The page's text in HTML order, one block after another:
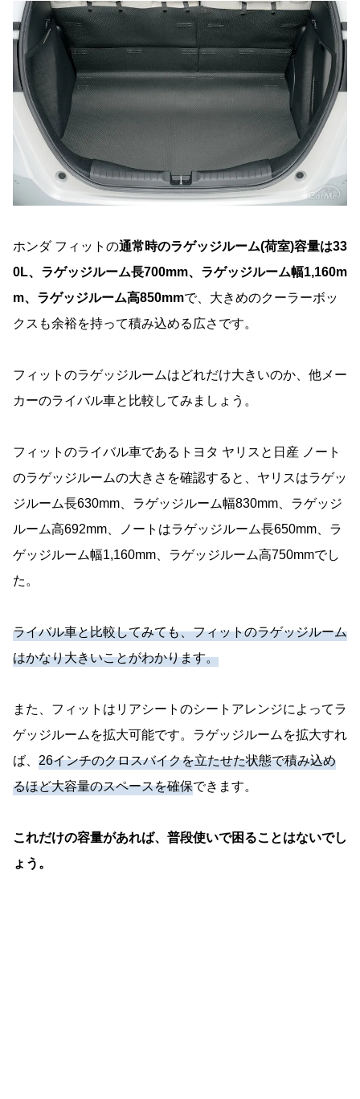
ホンダ フィットの通常時のラゲッジルーム(荷室)容量は33
0L、ラゲッジルーム長700mm、ラゲッジルーム幅1,160m
m、ラゲッジルーム高850mmで、大きめのクーラーボッ
クスも余裕を持って積み込める広さです。
フィットのラゲッジルームはどれだけ大きいのか、他メー
カーのライバル車と比較してみましょう。
フィットのライバル車であるトヨタ ヤリスと日産 ノート
のラゲッジルームの大きさを確認すると、ヤリスはラゲッ
ジルーム長630mm、ラゲッジルーム幅830mm、ラゲッジ
ルーム高692mm、ノートはラゲッジルーム長650mm、ラ
ゲッジルーム幅1,160mm、ラゲッジルーム高750mmでし
た。
ライバル車と比較してみても、フィットのラゲッジルーム
はかなり大きいことがわかります。
また、フィットはリアシートのシートアレンジによってラ
ゲッジルームを拡大可能です。ラゲッジルームを拡大すれ
ば、 26インチのクロスバイクを立たせた状態で積み込め
るほど大容量のスペースを確保できます。
これだけの容量があれば、普段使いで困ることはないでし
ょう。